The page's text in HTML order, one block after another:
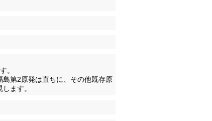
。
第2原発は直ちに、その他既存原
ます。